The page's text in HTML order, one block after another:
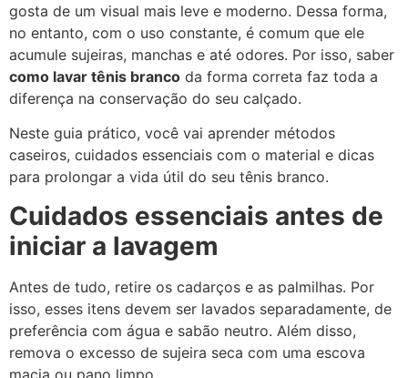
gosta de um visual mais leve e moderno. Dessa forma,
no entanto, com o uso constante, é comum que ele
acumule sujeiras, manchas e até odores. Por isso, saber
como lavar tênis branco da forma correta faz toda a
diferença na conservação do seu calçado.
Neste guia prático, você vai aprender métodos
caseiros, cuidados essenciais com o material e dicas
para prolongar a vida útil do seu tênis branco.
Cuidados essenciais antes de
iniciar a lavagem
Antes de tudo, retire os cadarços e as palmilhas. Por
isso, esses itens devem ser lavados separadamente, de
preferência com água e sabão neutro. Além disso,
remova o excesso de sujeira seca com uma escova
macia ou pano limpo.